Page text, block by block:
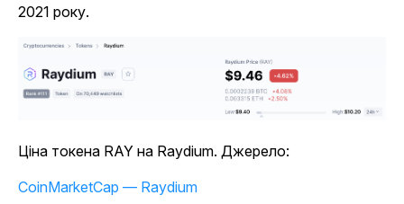
2021 року.
Ціна токена RAY на Raydium. Джерело:
CoinMarketCap — Raydium